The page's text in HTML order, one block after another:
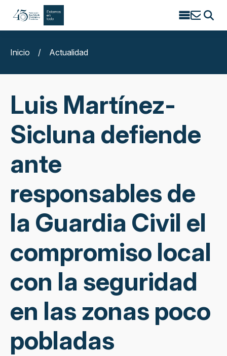
Search
Inicio
/ Actualidad
Luis Martínez-
Sicluna defiende
ante
responsables de
la Guardia Civil el
compromiso local
con la seguridad
en las zonas poco
pobladas